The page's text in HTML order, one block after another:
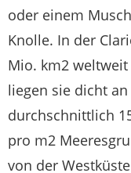
oder einem
Knolle. In der
Mio. km2
liegen sie dicht
durchschnittlich
pro m2
von der